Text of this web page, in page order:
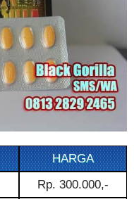
HARGA
Rp. 300.000,-